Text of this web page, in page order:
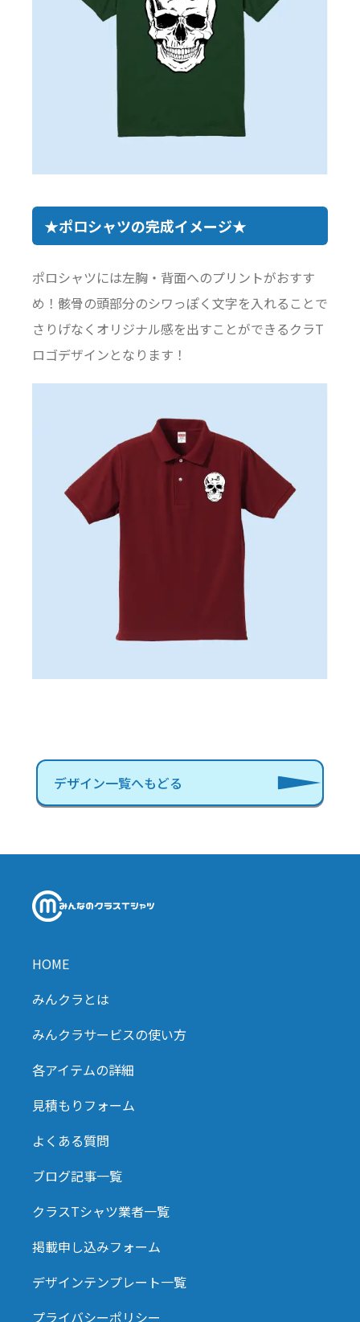
★ポロシャツの完成イメージ★
ポロシャツには左胸・背面へのプリントがおすす
め！骸骨の頭部分のシワっぽく文字を入れることで
さりげなくオリジナル感を出すことができるクラT
ロゴデザインとなります！
デザイン一覧へもどる
HOME
みんクラとは
みんクラサービスの使い方
各アイテムの詳細
見積もりフォーム
よくある質問
ブログ記事一覧
クラスTシャツ業者一覧
掲載申し込みフォーム
デザインテンプレート一覧
プライバシーポリシー